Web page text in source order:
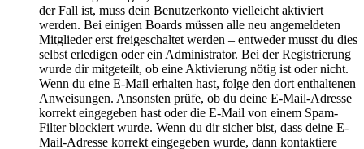
der Fall ist, muss dein Benutzerkonto vielleicht aktiviert
werden. Bei einigen Boards müssen alle neu angemeldeten
Mitglieder erst freigeschaltet werden – entweder musst du dies
selbst erledigen oder ein Administrator. Bei der Registrierung
wurde dir mitgeteilt, ob eine Aktivierung nötig ist oder nicht.
Wenn du eine E-Mail erhalten hast, folge den dort enthaltenen
Anweisungen. Ansonsten prüfe, ob du deine E-Mail-Adresse
korrekt eingegeben hast oder die E-Mail von einem Spam-
Filter blockiert wurde. Wenn du dir sicher bist, dass deine E-
Mail-Adresse korrekt eingegeben wurde, dann kontaktiere